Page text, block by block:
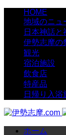
HOME
地域のニュ
日本神話と
伊勢志摩の
観光
宿泊施設
飲食店
特産品
日帰り入浴
ホーム